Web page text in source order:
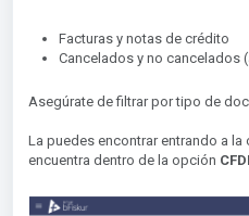
Facturas y notas de crédito
Cancelados y no cancelados
Asegúrate de filtrar por tipo de
La puedes encontrar entrando a la
encuentra dentro de la opción